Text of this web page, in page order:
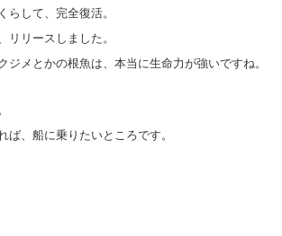
らして、完全復活。
リリースしました。
ジメとかの根魚は、本当に生命力が強いですね。
ば、船に乗りたいところです。